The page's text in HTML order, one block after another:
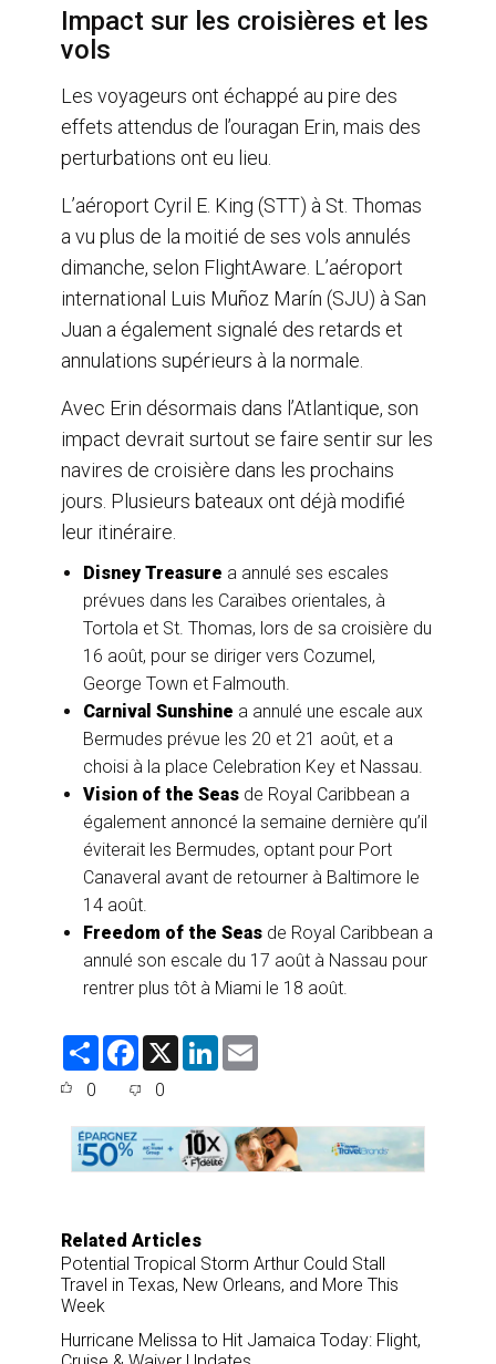
Impact sur les croisières et les
vols
Les voyageurs ont échappé au pire des
effets attendus de l’ouragan Erin, mais des
perturbations ont eu lieu.
L’aéroport Cyril E. King (STT) à St. Thomas
a vu plus de la moitié de ses vols annulés
dimanche, selon FlightAware. L’aéroport
international Luis Muñoz Marín (SJU) à San
Juan a également signalé des retards et
annulations supérieurs à la normale.
Avec Erin désormais dans l’Atlantique, son
impact devrait surtout se faire sentir sur les
navires de croisière dans les prochains
jours. Plusieurs bateaux ont déjà modifié
leur itinéraire.
Disney Treasure a annulé ses escales
prévues dans les Caraïbes orientales, à
Tortola et St. Thomas, lors de sa croisière du
16 août, pour se diriger vers Cozumel,
George Town et Falmouth.
Carnival Sunshine a annulé une escale aux
Bermudes prévue les 20 et 21 août, et a
choisi à la place Celebration Key et Nassau.
Vision of the Seas de Royal Caribbean a
également annoncé la semaine dernière qu’il
éviterait les Bermudes, optant pour Port
Canaveral avant de retourner à Baltimore le
14 août.
Freedom of the Seas de Royal Caribbean a
annulé son escale du 17 août à Nassau pour
rentrer plus tôt à Miami le 18 août.
S
F
e
o
o
k
X
L
d
I
n
0 0
Related Articles
Potential Tropical Storm Arthur Could Stall
Travel in Texas, New Orleans, and More This
Week
Hurricane Melissa to Hit Jamaica Today: Flight,